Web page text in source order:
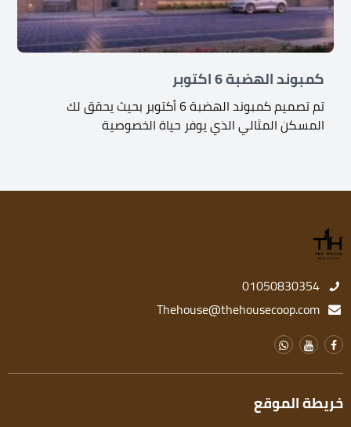
كمبوند الهضبة 6 اكتوبر
تم تصميم كمبوند الهضبة 6 أكتوبر بحيث يحقق لك
المسكن المثالي الذي يوفر حياة الخصوصية
01050830354
Thehouse@thehousecoop.com
خريطة الموقع